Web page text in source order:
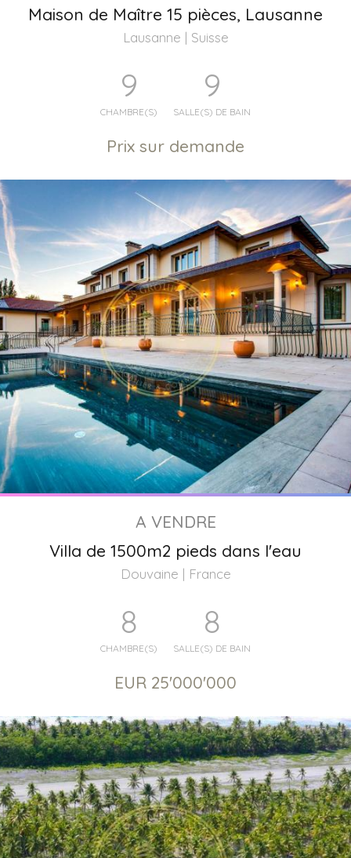
Maison de Maître 15 pièces, Lausanne
Lausanne | Suisse
9
CHAMBRE(S)
9
SALLE(S) DE BAIN
Prix sur demande
A VENDRE
Villa de 1500m2 pieds dans l'eau
Douvaine | France
8
CHAMBRE(S)
8
SALLE(S) DE BAIN
EUR 25'000'000